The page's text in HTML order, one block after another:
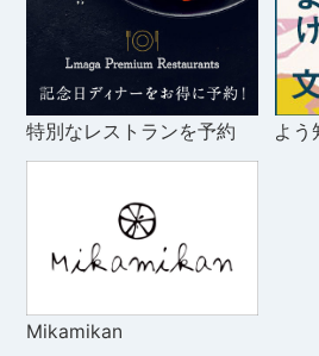
特別なレストランを予約 よう
Mikamikan